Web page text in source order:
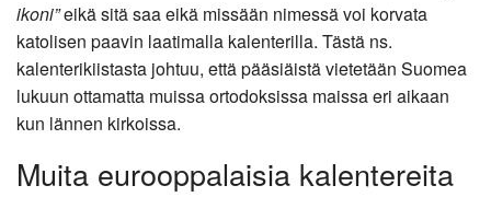
ikoni”eikä sitä saa eikä missään nimessä voi korvata
katolisen paavin laatimalla kalenterilla. Tästä ns.
kalenterikiistasta johtuu, että pääsiäistä vietetään Suomea
lukuun ottamatta muissa ortodoksissa maissa eri aikaan
kun lännen kirkoissa.
Muita eurooppalaisia kalentereita